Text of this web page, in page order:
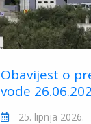
Obavijest o
vode
25. lipnja 2026.